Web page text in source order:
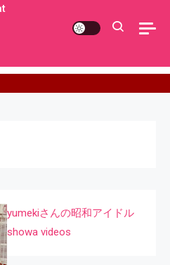
yumekiさんの昭和アイドル
showa videos